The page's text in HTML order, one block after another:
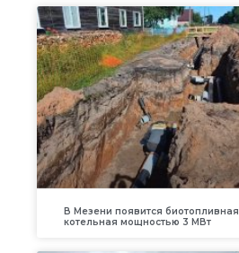
В Мезени появится биотопливная
котельная мощностью 3 МВт